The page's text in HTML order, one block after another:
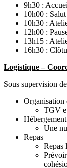
9h30 :
10h00 :
10h30 :
12h00 :
13h15 :
16h30 :
Logistique –
Sous supervision
Organisation
TGV
Hébergement
Une
Repas
Repas